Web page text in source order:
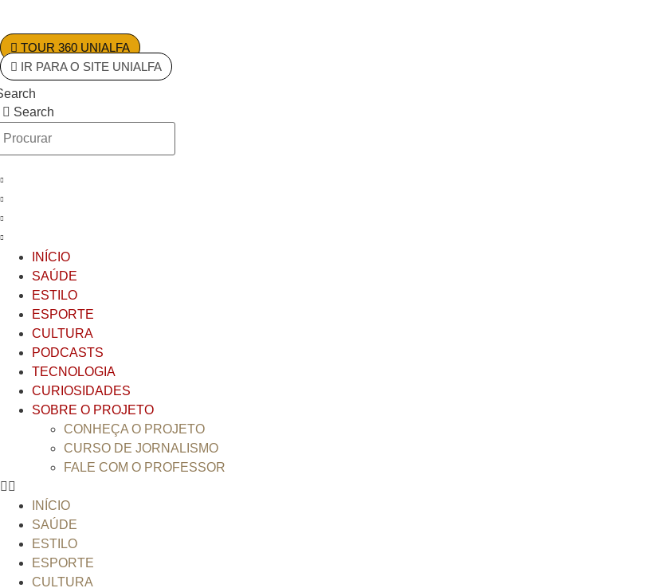
o
conteúdo
TOUR 360 UNIALFA
IR PARA O SITE UNIALFA
Search
INÍCIO
SAÚDE
ESTILO
ESPORTE
CULTURA
PODCASTS
TECNOLOGIA
CURIOSIDADES
SOBRE O PROJETO
CONHEÇA O PROJETO
CURSO DE JORNALISMO
FALE COM O PROFESSOR
INÍCIO
SAÚDE
ESTILO
ESPORTE
CULTURA